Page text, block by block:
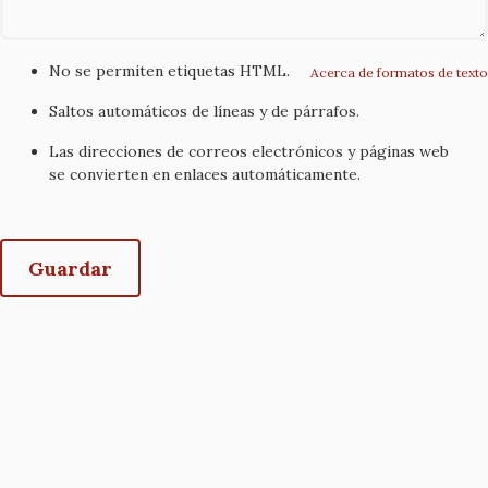
Acerca de formatos de texto
No se permiten etiquetas HTML.
Saltos automáticos de líneas y de párrafos.
Las direcciones de correos electrónicos y páginas web
se convierten en enlaces automáticamente.